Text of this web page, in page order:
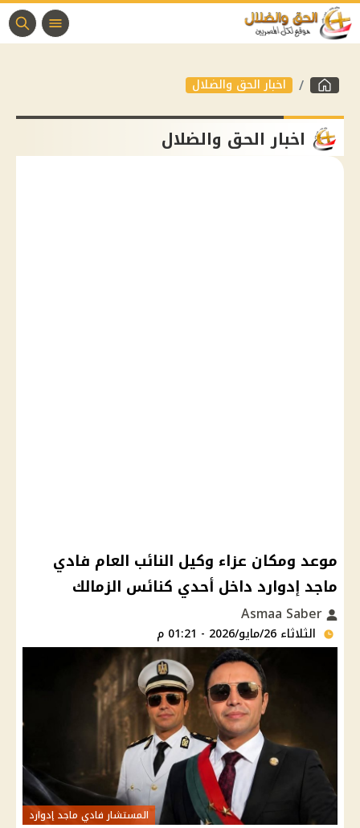
اخبار الحق والضلال
اخبار الحق والضلال
موعد ومكان عزاء وكيل النائب العام فادي
ماجد إدوارد داخل أحدي كنائس الزمالك
الثلاثاء 26/مايو/2026 - 01:21 م
المستشار فادي ماجد إدوارد